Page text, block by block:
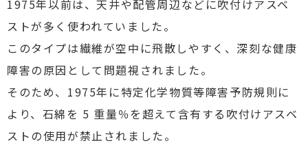
1975年以前は、天井や配管周辺などに吹付けアスベ
ストが多く使われていました。
このタイプは繊維が空中に飛散しやすく、深刻な健康
障害の原因として問題視されました。
そのため、1975年に特定化学物質等障害予防規則に
より、石綿を 5 重量％を超えて含有する吹付けアスベ
ストの使用が禁止されました。